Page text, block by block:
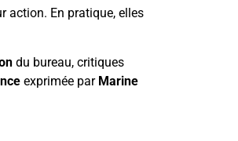
action. En pratique, elles
du bureau, critiques
exprimée par Marine